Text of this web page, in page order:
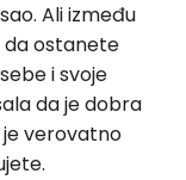
Ali između
da ostanete
i svoje
da je dobra
verovatno